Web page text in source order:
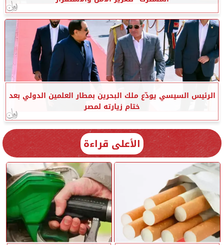
الرئيس السيسي يودّع ملك البحرين بمطار العلمين الدولي بعد
ختام زيارته لمصر
الأعلى قراءة